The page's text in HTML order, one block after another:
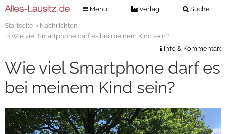
Menü Verlag Suche
Verlag
Kontakt
Impressum
Veranstaltungstickets
Anzeigenannahme
Anzeigensuche
Digitale Ausgaben
Startseite» Nachrichten
» Wie viel Smartphone darf es bei meinem Kind sein?
Info & Kommentare
Wie viel Smartphone darf es
bei meinem Kind sein?